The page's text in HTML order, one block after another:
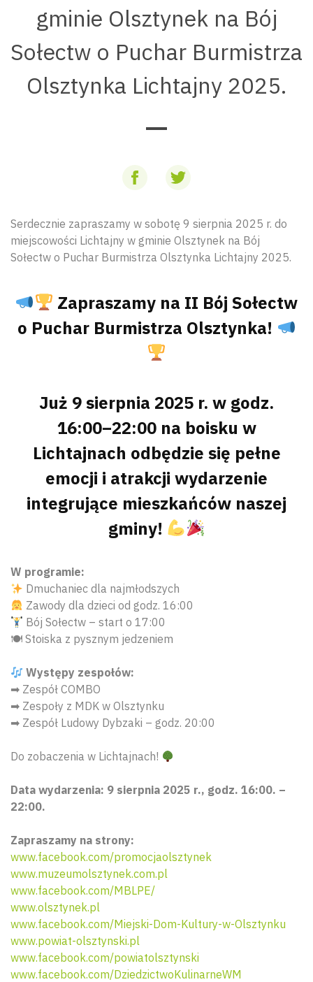
gminie Olsztynek na Bój
Sołectw o Puchar Burmistrza
Olsztynka Lichtajny 2025.
Serdecznie zapraszamy w sobotę 9 sierpnia 2025 r. do
miejscowości Lichtajny w gminie Olsztynek na Bój
Sołectw o Puchar Burmistrza Olsztynka Lichtajny 2025.
Zapraszamy na II Bój Sołectw
o Puchar Burmistrza Olsztynka!
Już 9 sierpnia 2025 r. w godz.
16:00–22:00 na boisku w
Lichtajnach odbędzie się pełne
emocji i atrakcji wydarzenie
integrujące mieszkańców naszej
gminy!
W programie:
Dmuchaniec dla najmłodszych
Zawody dla dzieci od godz. 16:00
Bój Sołectw – start o 17:00
🍽 Stoiska z pysznym jedzeniem
Występy zespołów:
➡ Zespół COMBO
➡ Zespoły z MDK w Olsztynku
➡ Zespół Ludowy Dybzaki – godz. 20:00
Do zobaczenia w Lichtajnach!
Data wydarzenia: 9 sierpnia 2025 r., godz. 16:00. –
22:00.
Zapraszamy na strony:
www.facebook.com/promocjaolsztynek
www.muzeumolsztynek.com.pl
www.facebook.com/MBLPE/
www.olsztynek.pl
www.facebook.com/Miejski-Dom-Kultury-w-Olsztynku
www.powiat-olsztynski.pl
www.facebook.com/powiatolsztynski
www.facebook.com/DziedzictwoKulinarneWM